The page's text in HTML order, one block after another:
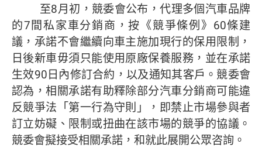
至8月初，競委會公布，代理多個汽車品牌
的7間私家車分銷商，按《競爭條例》60條建
議，承諾不會繼續向車主施加現行的保用限制，
日後新車毋須只能使用原廠保養服務，並在承諾
生效90日內修訂合約，以及通知其客戶。競委會
認為，相關承諾有助釋除部分汽車分銷商可能違
反競爭法「第一行為守則」，即禁止市場參與者
訂立妨礙、限制或扭曲在該市場的競爭的協議。
競委會擬接受相關承諾，和就此展開公眾咨詢。